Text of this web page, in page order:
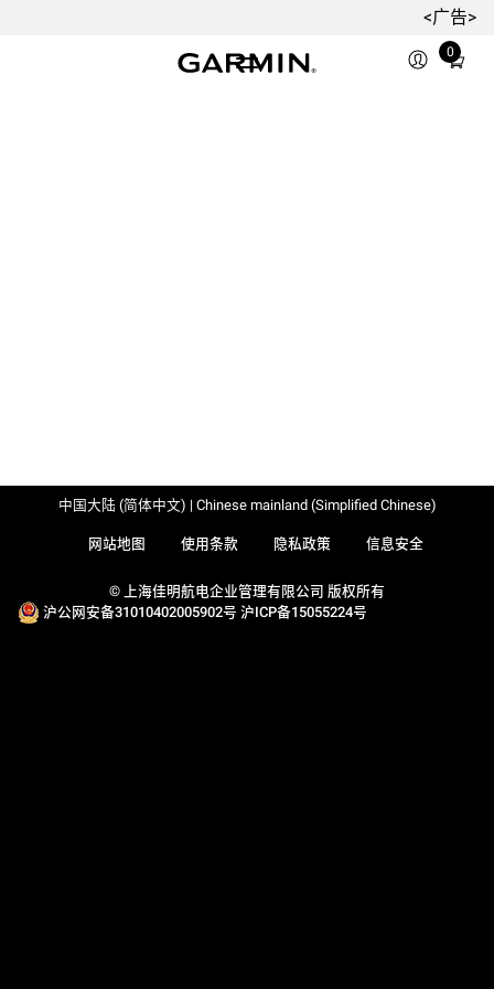
<广告>
0
Total
© 上海佳明航电企业管理有限公司 版权所有
沪公网安备31010402005902号 沪ICP备15055224号
网站地图 使用条款 隐私政策 信息安全
中国大陆 (简体中文) | Chinese mainland (Simplified Chinese)